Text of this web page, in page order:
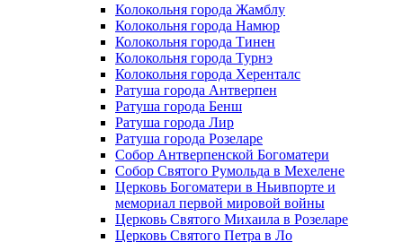
Колокольня города Жамблу
Колокольня города Намюр
Колокольня города Тинен
Колокольня города Турнэ
Колокольня города Херенталс
Ратуша города Антверпен
Ратуша города Бенш
Ратуша города Лир
Ратуша города Розеларе
Собор Антверпенской Богоматери
Собор Святого Румольда в Мехелене
Церковь Богоматери в Ньивпорте и
мемориал первой мировой войны
Церковь Святого Михаила в Розеларе
Церковь Святого Петра в Ло